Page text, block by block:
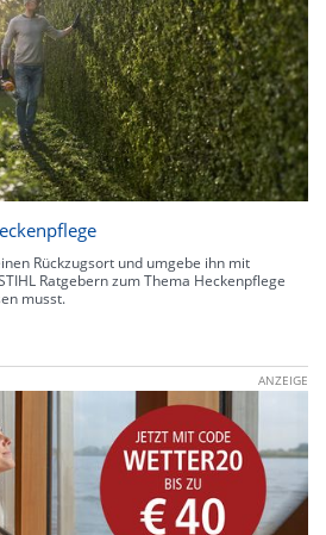
Rückzugsort und umgebe ihn mit
Ratgebern zum Thema Heckenpflege
musst.
ANZEIGE